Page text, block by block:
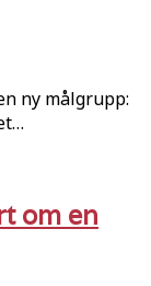
ny målgrupp:
om en